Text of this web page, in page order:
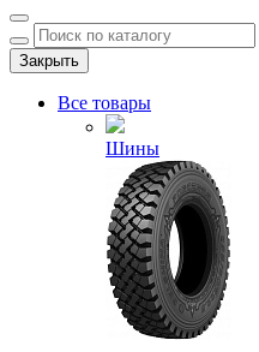
Закрыть
Все товары
Шины